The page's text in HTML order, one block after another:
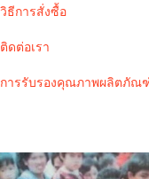
วิธีการสั่งซื้อ
ติดต่อเรา
การรับรองคุณภาพผลิตภัณ